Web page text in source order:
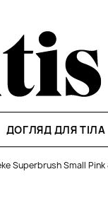
ДОГЛЯД ДЛЯ ТІЛА
Superbrush Small Pink